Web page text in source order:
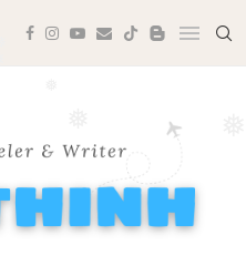
❅
❅
❅